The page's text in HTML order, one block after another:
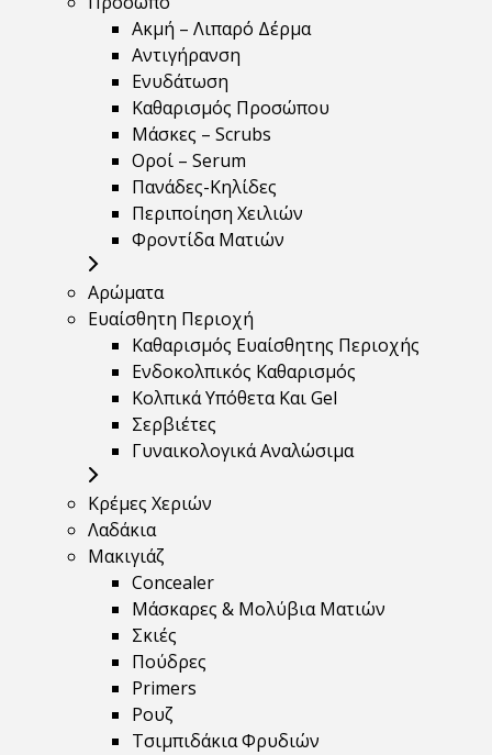
Ακμή – Λιπαρό Δέρμα
Αντιγήρανση
Ενυδάτωση
Καθαρισμός Προσώπου
Μάσκες – Scrubs
Οροί – Serum
Πανάδες-Κηλίδες
Περιποίηση Χειλιών
Φροντίδα Ματιών
Αρώματα
Ευαίσθητη Περιοχή
Καθαρισμός Ευαίσθητης Περιοχής
Ενδοκολπικός Καθαρισμός
Κολπικά Υπόθετα Και Gel
Σερβιέτες
Γυναικολογικά Αναλώσιμα
Κρέμες Χεριών
Λαδάκια
Μακιγιάζ
Concealer
Μάσκαρες & Μολύβια Ματιών
Σκιές
Πούδρες
Primers
Ρουζ
Τσιμπιδάκια Φρυδιών